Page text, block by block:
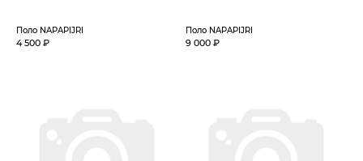
Поло NAPAPIJRI
4 500 ₽
Поло NAPAPIJRI
9 000 ₽